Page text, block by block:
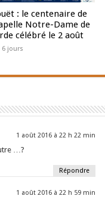
: le centenaire de
Notre-Dame de
célébré le 2 août
6 jours
1 août 2016 à 22 h 22 min
…?
Répondre
1 août 2016 à 22 h 59 min